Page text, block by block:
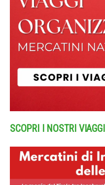
SCOPRI I NOSTRI VIAGGI